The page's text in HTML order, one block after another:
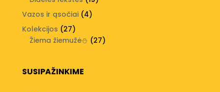
Vazos ir ąsočiai 44
Kolekcijos 2727
produktai
Žiema žiemužė⛄ 2727
SUSIPAŽINKIME